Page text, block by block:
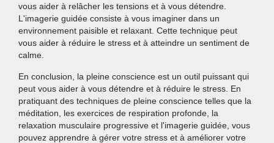
vous aider à relâcher les tensions et à vous détendre.
L'imagerie guidée consiste à vous imaginer dans un
environnement paisible et relaxant. Cette technique peut
vous aider à réduire le stress et à atteindre un sentiment de
calme.
En conclusion, la pleine conscience est un outil puissant qui
peut vous aider à vous détendre et à réduire le stress. En
pratiquant des techniques de pleine conscience telles que la
méditation, les exercices de respiration profonde, la
relaxation musculaire progressive et l'imagerie guidée, vous
pouvez apprendre à gérer votre stress et à améliorer votre